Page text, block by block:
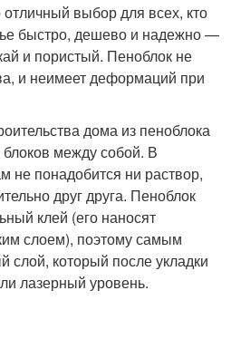
выбор для всех, кто
быстро, дешево и надежно —
и пористый. Пеноблок не
и неимеет деформаций при
дома из пеноблока
между собой. В
не понадобится ни раствор,
друг друга. Пеноблок
клей (его наносят
слоем), поэтому самым
который после укладки
лазерный уровень.